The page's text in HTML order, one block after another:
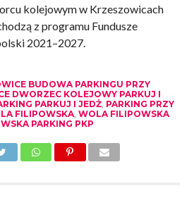
kolejowym w Krzeszowicach
z programu Fundusze
2021–2027.
BUDOWA PARKINGU PRZY
DWORZEC KOLEJOWY PARKUJ I
PARKUJ I JEDŻ, PARKING PRZY
FILIPOWSKA, WOLA FILIPOWSKA
PARKING PKP